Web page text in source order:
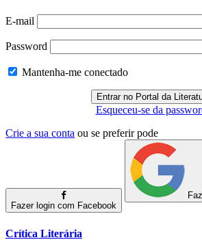
E-mail
Password
Mantenha-me conectado
Esqueceu-se da
Crie a sua conta ou se preferir pode
Fazer login com Facebook
Crítica Literária